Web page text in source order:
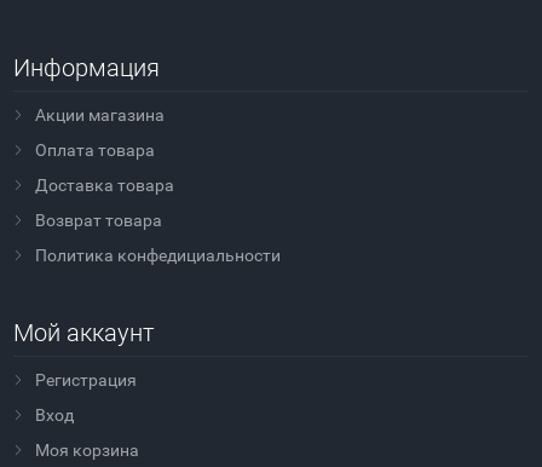
Информация
Акции магазина
Оплата товара
Доставка товара
Возврат товара
Политика конфедициальности
Мой аккаунт
Регистрация
Вход
Моя корзина